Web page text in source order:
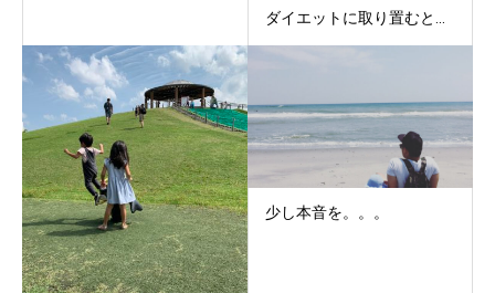
ダイエットに取り置むと...
少し本音を。。。